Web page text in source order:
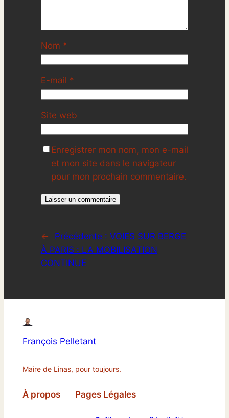
Nom *
E-mail *
Site web
Enregistrer mon nom, mon e-mail
et mon site dans le navigateur
pour mon prochain commentaire.
← Précédente : VOIES SUR BERGE
À PARIS : LA MOBILISATION
CONTINUE
François Pelletant
Maire de Linas, pour toujours.
À propos Pages Légales